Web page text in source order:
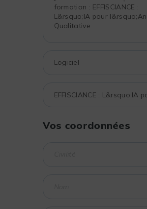
Vos coordonnées